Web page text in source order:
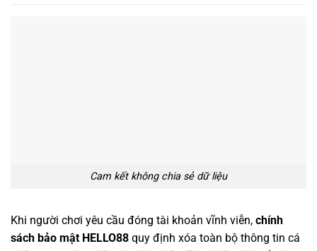
Cam kết không chia sẻ dữ liệu
Khi người chơi yêu cầu đóng tài khoản vĩnh viễn, chính
sách bảo mật HELLO88 quy định xóa toàn bộ thông tin cá